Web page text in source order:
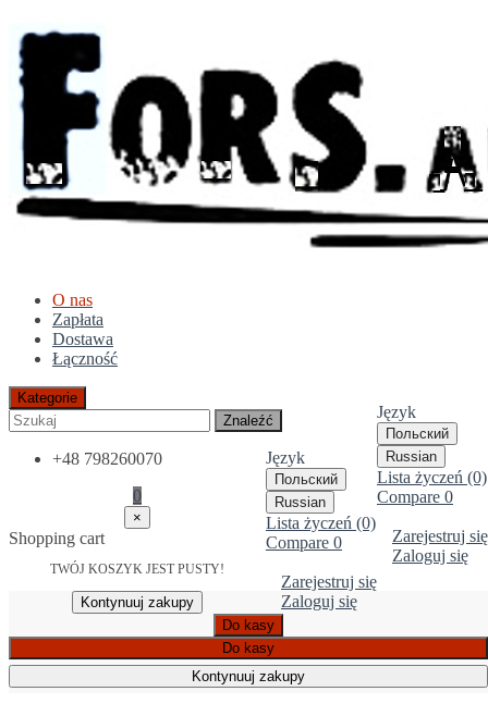
O nas
Zapłata
Dostawa
Łączność
Język
Польский
Russian
Lista życzeń (0)
Compare 0
Zarejestruj się
Zaloguj się
Kategorie
Znaleźć
Język
Польский
Russian
Lista życzeń (0)
Compare 0
Zarejestruj się
Zaloguj się
+48 798260070
0
×
Shopping cart
TWÓJ KOSZYK JEST PUSTY!
Kontynuuj zakupy
Do kasy
Do kasy
Kontynuuj zakupy